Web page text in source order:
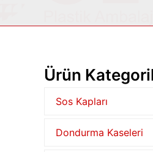
Ürün
Sos Kapları
Dondurma Kaseleri